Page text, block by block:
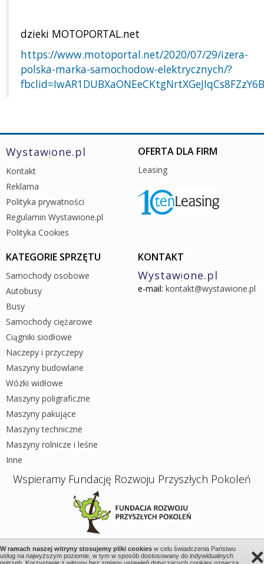
dzieki MOTOPORTAL.net
https://www.motoportal.net/2020/07/29/izera-
polska-marka-samochodow-elektrycznych/?
Wystawione.pl
Kontakt
Reklama
Polityka prywatności
Regulamin Wystawione.pl
Polityka Cookies
OFERTA DLA FIRM
Leasing
KATEGORIE SPRZĘTU
Samochody osobowe
Autobusy
Busy
Samochody ciężarowe
Ciągniki siodłowe
Naczepy i przyczepy
Maszyny budowlane
Wózki widłowe
Maszyny poligraficzne
Maszyny pakujące
Maszyny techniczne
Maszyny rolnicze i leśne
Inne
KONTAKT
Wystawione.pl
e-mail: kontakt@wystawione.pl
Wspieramy Fundację Rozwoju Przyszłych Pokoleń
×
W ramach naszej witryny stosujemy pliki cookies w celu świadczenia Państwu
usług na najwyższym poziomie, w tym w sposób dostosowany do indywidualnych